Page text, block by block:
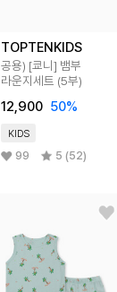
TOPTENKIDS
공용) [쿄니] 뱀부
라운지세트 (5부)
12,900 50%
KIDS
99 5 (52)